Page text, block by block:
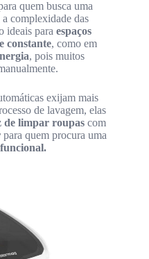
quem busca uma
a complexidade das
ideais para espaços
constante, como em
, pois muitos
exijam mais
de lavagem, elas
de limpar roupas com
para quem procura uma